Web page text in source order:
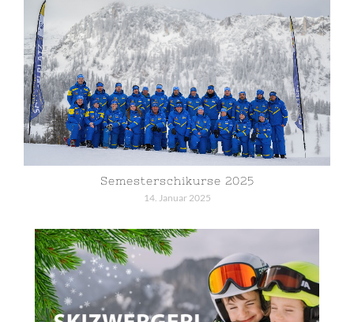
Semesterschikurse 2025
14. Januar 2025